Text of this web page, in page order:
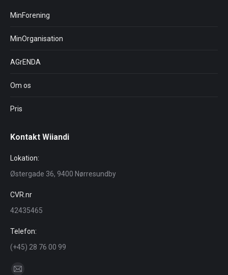
MinForening
MinOrganisation
AGrENDA
Om os
Pris
Kontakt Wiiandi
Lokation:
Østergade 36, 9400 Nørresundby
CVR.nr
42435465
Telefon:
(+45) 28 76 00 99
Find us on: